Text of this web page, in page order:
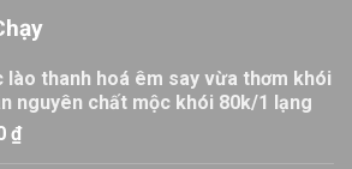
lào thanh hoá êm say vừa thơm khói
nguyên chất mộc khói 80k/1 lạng
₫